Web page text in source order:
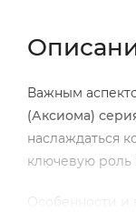
Важным
(Аксиома)
наслаждаться
ключевую роль
Особенности и